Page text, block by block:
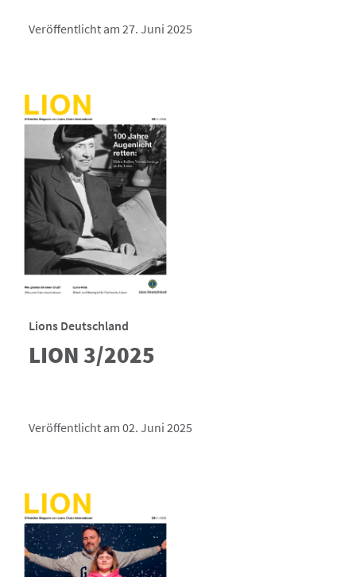
Veröffentlicht am 27. Juni 2025
Lions Deutschland
LION 3/2025
Veröffentlicht am 02. Juni 2025